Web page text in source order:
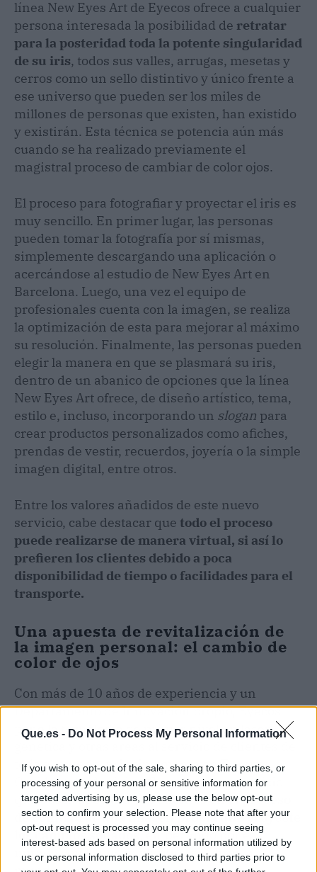
Que.es - Do Not Process My Personal Information
If you wish to opt-out of the sale, sharing to third parties, or
processing of your personal or sensitive information for
targeted advertising by us, please use the below opt-out
section to confirm your selection. Please note that after your
opt-out request is processed you may continue seeing
interest-based ads based on personal information utilized by
us or personal information disclosed to third parties prior to
línea New Eyes Art de Eyecos ofrece a cualquier
persona interesada la posibilidad de retratar
para la posteridad toda la potente singularidad
de su iris, todos sus valles, arrugas, mesetas y
cerros como un sello distintivo y único frente a
ese universo que pueden ser los miles de
millones de personas que existen, han existido
y existirán. Esta técnica se potencia aún más
cuando se ha realizado previamente el
magistral proceso de cambiar de color ojos.
El proceso para fotografiar y proyectar el iris es
muy sencillo. En primer lugar, las personas
pueden tomar la fotografía por sí mismas,
simplemente descargando una aplicación o
acercándose al estudio de New Eyes Art en
Barcelona. Luego, una vez el equipo de
profesionales cuenta con la imagen, se realiza
la optimización de esta para mejorar al máximo
su resolución. Finalmente, las personas pueden
elegir la manera en que se plasmará su iris,
dentro de un abanico de opciones que la línea
New Eyes Art ofrece, de diseño artístico, tema,
estilo e, incluso, incorporando un slogan para
crear productos personalizados como afiches,
prendas de vestir, recuerdos, joyería o la simple
imagen digital, entre otros.
Entre los valores añadidos de este nuevo
servicio, cabe destacar que todo el proceso
puede realizarse de manera virtual, si así lo
prefieren los clientes debido a poca
disponibilidad de tiempo o facilidades para el
transporte.
Una apuesta de revitalización de
la imagen personal: el cambio de
color de ojos
Con más de 10 años de experiencia y un
Departamento de Innovación propio, Eyecos
pone la tecnología de primer nivel en láser,
todo el mundo, principalmente en Europa
Occidental y América. Se trata de un servicio
que buscaapoyar a sus clientes en el proceso
de configurar una imagen propia que proyecte
los cambios soñados, empezando por esa
mirada con la que exploran y se abren al